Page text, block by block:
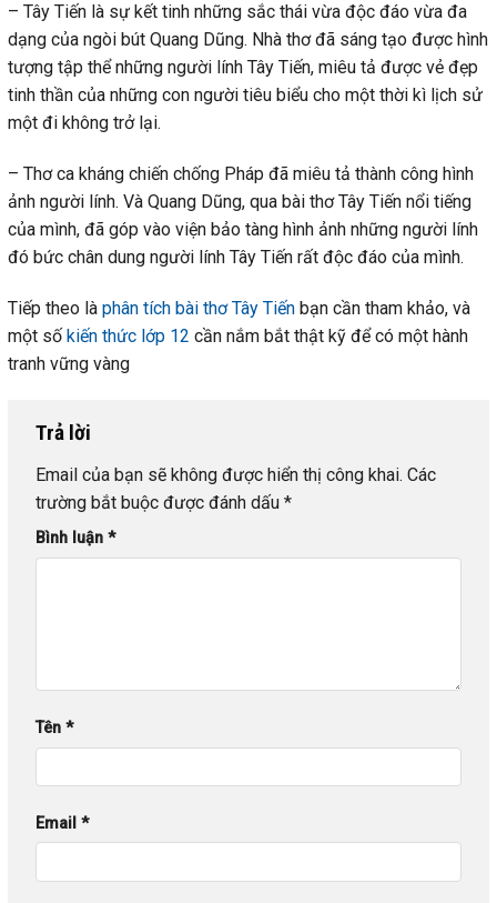
– Tây Tiến là sự kết tinh những sắc thái vừa độc đáo vừa đa
dạng của ngòi bút Quang Dũng. Nhà thơ đã sáng tạo được hình
tượng tập thể những người lính Tây Tiến, miêu tả được vẻ đẹp
tinh thần của những con người tiêu biểu cho một thời kì lịch sử
một đi không trở lại.
– Thơ ca kháng chiến chống Pháp đã miêu tả thành công hình
ảnh người lính. Và Quang Dũng, qua bài thơ Tây Tiến nổi tiếng
của mình, đã góp vào viện bảo tàng hình ảnh những người lính
đó bức chân dung người lính Tây Tiến rất độc đáo của mình.
Tiếp theo là phân tích bài thơ Tây Tiến bạn cần tham khảo, và
một số kiến thức lớp 12 cần nắm bắt thật kỹ để có một hành
tranh vững vàng
Trả lời
Email của bạn sẽ không được hiển thị công khai. Các
trường bắt buộc được đánh dấu *
Bình luận *
Tên *
Email *